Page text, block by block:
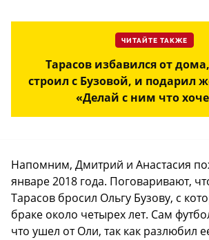
ЧИТАЙТЕ ТАКЖЕ
Тарасов избавился от
строил с Бузовой, и подарил
«Делай с ним что
Напомним, Дмитрий и Анастасия
январе 2018 года. Поговаривают,
Тарасов бросил Ольгу Бузову, с
браке около четырех лет. Сам
что ушел от Оли, так как разлюбил